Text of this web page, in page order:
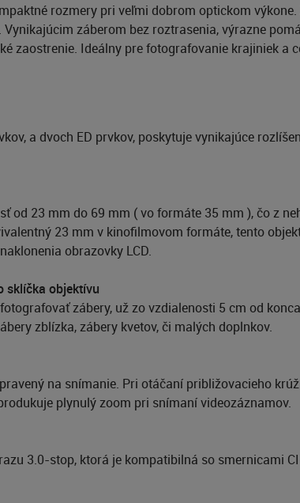
rozmery pri veľmi dobrom optickom
záberom bez roztrasenia, výrazne
zaostrenie. Ideálny pre fotografovanie krajiniek a
a dvoch ED prvkov, poskytuje vynikajúce
23 mm do 69 mm ( vo formáte 35 mm ), čo z
23 mm v kinofilmovom formáte, tento
obrazovky LCD.
sklíčka objektívu
zábery, už zo vzdialenosti 5 cm od
zblízka, zábery kvetov, či malých doplnkov.
na snímanie. Pri otáčaní približovacieho
plynulý zoom pri snímaní videozáznamov.
3.0-stop, ktorá je kompatibilná so smernicami